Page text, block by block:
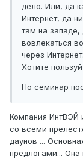
дело. Или, да
Интернет, да
там на
вовлекаться
через
Хотите
Но семинар
Компания ИнтВЭЙ
со всеми
даунов ...
предлогами... Она